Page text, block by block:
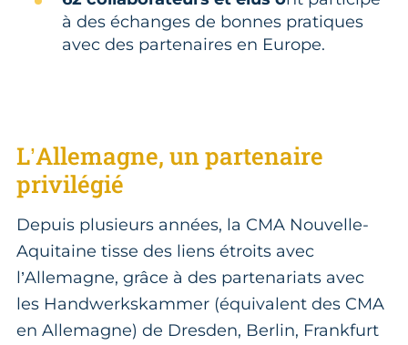
à des échanges de bonnes pratiques
avec des partenaires en Europe.
L’Allemagne, un partenaire
privilégié
Depuis plusieurs années, la CMA Nouvelle-
Aquitaine tisse des liens étroits avec
l’Allemagne, grâce à des partenariats avec
les Handwerkskammer (équivalent des CMA
en Allemagne) de Dresden, Berlin, Frankfurt